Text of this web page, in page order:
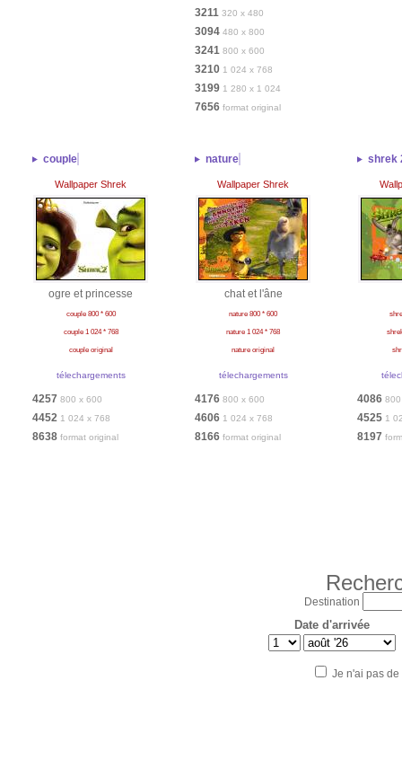
3211 320 x 480
3094 480 x 800
3241 800 x 600
3210 1 024 x 768
3199 1 280 x 1 024
7656 format original
couple
Wallpaper Shrek
ogre et princesse
couple 800 * 600
couple 1 024 * 768
couple original
télechargements
4257 800 x 600
4452 1 024 x 768
8638 format original
nature
Wallpaper Shrek
chat et l'âne
nature 800 * 600
nature 1 024 * 768
nature original
télechargements
4176 800 x 600
4606 1 024 x 768
8166 format original
shrek
4086
4525 1
8197
Destination
Date d'arrivée
Je n'ai pas